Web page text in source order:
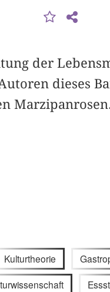
der
dieses
Kulturtheorie